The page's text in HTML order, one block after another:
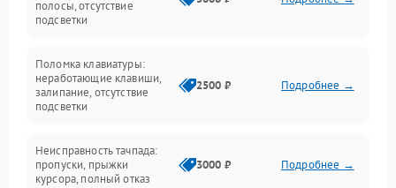
Электрические и системные сбои
Интерфейсные проблемы
Батарея
Сеть и интернет
полосы, отсутствие
подсветки
Поломка клавиатуры:
неработающие клавиши,
залипание, отсутствие
подсветки
2500 ₽ Подробнее →
Неисправность тачпада:
пропуски, прыжки
курсора, полный отказ
3000 ₽ Подробнее →